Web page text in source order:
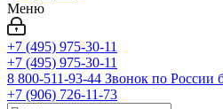
Меню
+7 (495) 975-30-11
+7 (495) 975-30-11
8 800-511-93-44 Звонок по России
+7 (906) 726-11-73